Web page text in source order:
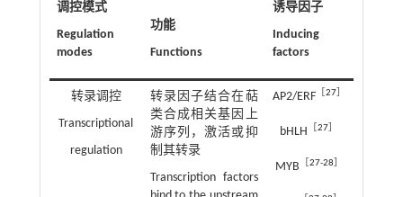
调控模式
Regulation
modes
功能
Functions
诱导因子
Inducing
factors
转录调控
Transcriptional
regulation
转录因子结合在萜
类合成相关基因上
游序列，激活或抑
制其转录
Transcription factors
AP2/ERF［ 27］
bHLH ［27
MYB 27-28